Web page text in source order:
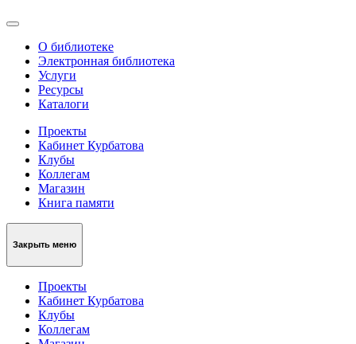
О библиотеке
Электронная библиотека
Услуги
Ресурсы
Каталоги
Проекты
Кабинет Курбатова
Клубы
Коллегам
Магазин
Книга памяти
Закрыть меню
Проекты
Кабинет Курбатова
Клубы
Коллегам